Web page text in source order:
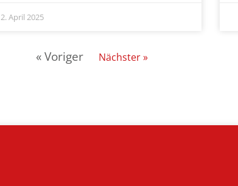
2. April 2025
« Voriger Nächster »